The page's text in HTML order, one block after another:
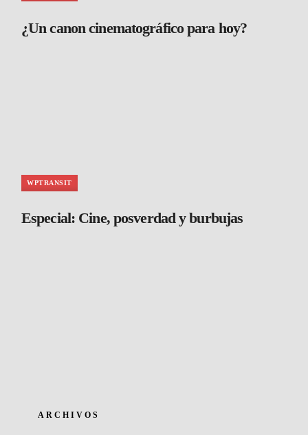
¿Un canon cinematográfico para hoy?
WPTRANSIT
Especial: Cine, posverdad y burbujas
ARCHIVOS